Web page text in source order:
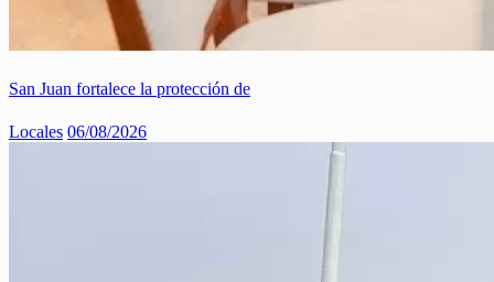
San Juan fortalece la protección de
Locales 06/08/2026